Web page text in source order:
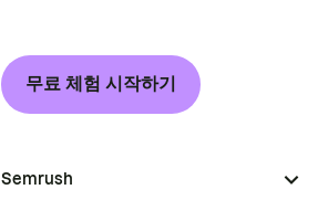
무료 체험 시작하기
Semrush